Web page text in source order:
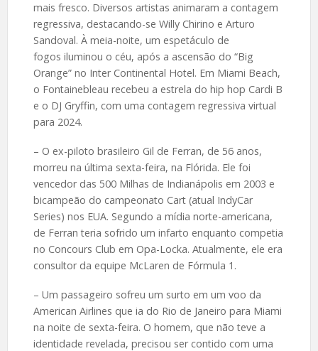
mais fresco. Diversos artistas animaram a contagem
regressiva, destacando-se Willy Chirino e Arturo
Sandoval. À meia-noite, um espetáculo de
fogos iluminou o céu, após a ascensão do “Big
Orange” no Inter Continental Hotel. Em Miami Beach,
o Fontainebleau recebeu a estrela do hip hop Cardi B
e o DJ Gryffin, com uma contagem regressiva virtual
para 2024.
– O ex-piloto brasileiro Gil de Ferran, de 56 anos,
morreu na última sexta-feira, na Flórida. Ele foi
vencedor das 500 Milhas de Indianápolis em 2003 e
bicampeão do campeonato Cart (atual IndyCar
Series) nos EUA. Segundo a mídia norte-americana,
de Ferran teria sofrido um infarto enquanto competia
no Concours Club em Opa-Locka. Atualmente, ele era
consultor da equipe McLaren de Fórmula 1.
– Um passageiro sofreu um surto em um voo da
American Airlines que ia do Rio de Janeiro para Miami
na noite de sexta-feira. O homem, que não teve a
identidade revelada, precisou ser contido com uma